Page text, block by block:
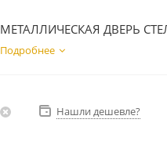
МЕТАЛЛИЧЕСКАЯ ДВЕРЬ
Подробнее
Нашли дешевле?